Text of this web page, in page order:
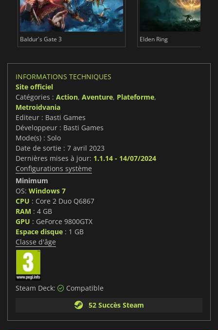
Baldur's Gate 3 Elden Ring
INFORMATIONS TECHNIQUES
Site officiel
Catégories : Action, Aventure, Plateforme,
Metroidvania
Editeur : Basti Games
Développeur : Basti Games
Mode(s) : Solo
Date de sortie : 7 avril 2023
Dernières mises à jour: 1.1.14 - 14/07/2024
Configurations système
Minimum
OS: Windows 7
CPU : Core 2 Duo Q6867
RAM : 4 GB
GPU : GeForce 9800GTX
Espace disque : 1 GB
Classe d'âge
Steam Deck:
Compatible
52 Succès Steam